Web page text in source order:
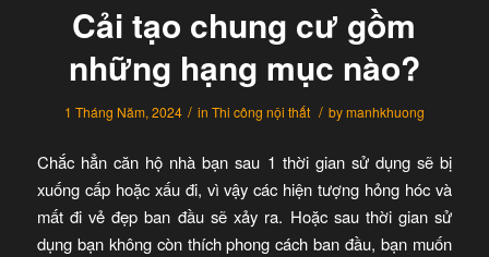
Cải tạo chung cư gồm
những hạng mục nào?
1 Tháng Năm, 2024 / in Thi công nội thất / bymanhkhuong
Chắc hẳn căn hộ nhà bạn sau 1 thời gian sử dụng sẽ bị
xuống cấp hoặc xấu đi, vì vậy các hiện tượng hỏng hóc và
mất đi vẻ đẹp ban đầu sẽ xảy ra. Hoặc sau thời gian sử
dụng bạn không còn thích phong cách ban đầu, bạn muốn